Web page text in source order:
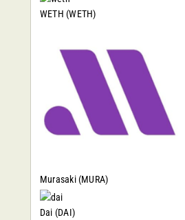
WETH (WETH)
Murasaki (MURA)
Dai (DAI)